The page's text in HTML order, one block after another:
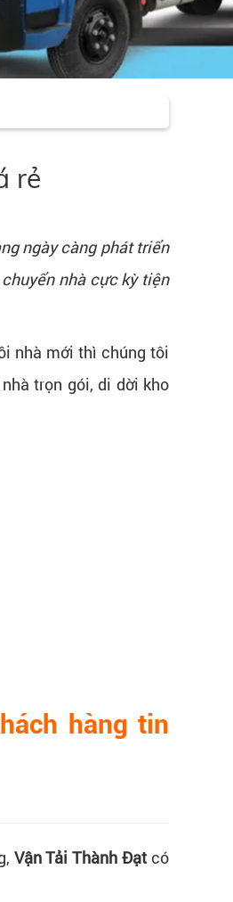
rẻ
ngày càng phát triển
nhà cực kỳ tiện
nhà mới thì chúng tôi
trọn gói, di dời kho
hàng tin
Vận Tải Thành Đạt có